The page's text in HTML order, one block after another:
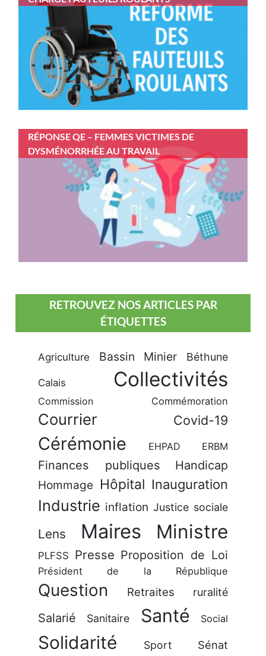
RÉPONSE QE – FEMMES VICTIMES DE
DYSMÉNORRHÉE AU TRAVAIL
RETROUVEZ NOS ARTICLES PAR
ÉTIQUETTES
Agriculture Bassin Minier Béthune
Calais Collectivités
Commission Commémoration
Courrier Covid-19
Cérémonie EHPAD ERBM
Finances publiques Handicap
Hommage Hôpital Inauguration
Industrie inflation Justice sociale
Lens Maires Ministre
PLFSS Presse Proposition de Loi
Président de la République
Question Retraites ruralité
Salarié Sanitaire Santé Social
Solidarité Sport Sénat